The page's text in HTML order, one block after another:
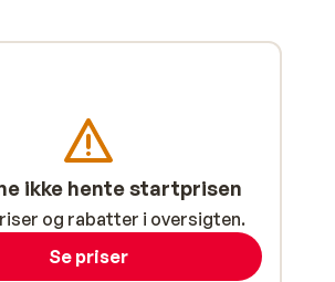
ikke hente startprisen
og rabatter i oversigten.
Se priser